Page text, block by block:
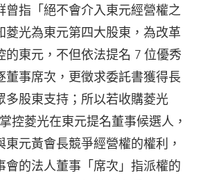
曾指「絕不會介入東元經營權之
菱光為東元第四大股東，為改革
的東元，不但依法提名 7 位優秀
董事席次，更徵求委託書獲得長
多股東支持；所以若收購菱光
控菱光在東元提名董事候選人，
元黃會長競爭經營權的權利，
會的法人董事「席次」指派權的